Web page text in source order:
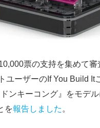
票の支持を集めて
ユーザーのIf You Build It
ンキーコング』をモデ
を報告しました 。